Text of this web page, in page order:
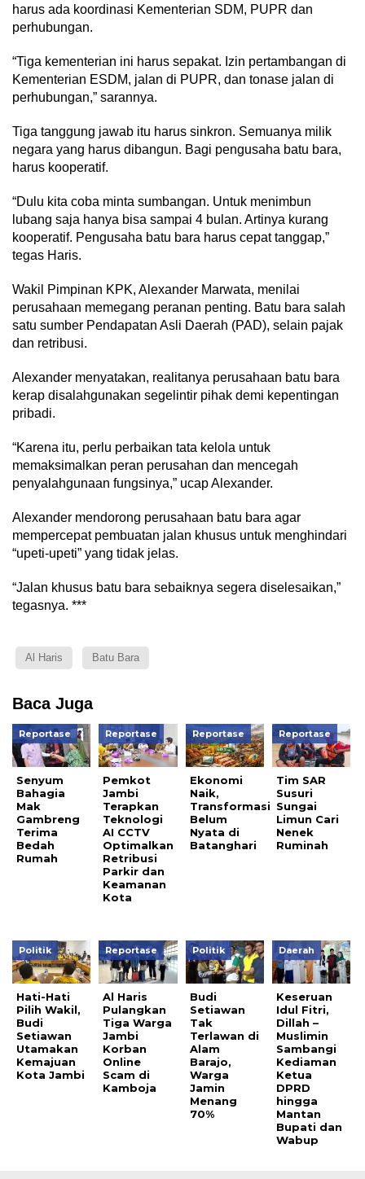
harus ada koordinasi Kementerian SDM, PUPR dan
perhubungan.
“Tiga kementerian ini harus sepakat. Izin pertambangan di
Kementerian ESDM, jalan di PUPR, dan tonase jalan di
perhubungan,” sarannya.
Tiga tanggung jawab itu harus sinkron. Semuanya milik
negara yang harus dibangun. Bagi pengusaha batu bara,
harus kooperatif.
“Dulu kita coba minta sumbangan. Untuk menimbun
lubang saja hanya bisa sampai 4 bulan. Artinya kurang
kooperatif. Pengusaha batu bara harus cepat tanggap,”
tegas Haris.
Wakil Pimpinan KPK, Alexander Marwata, menilai
perusahaan memegang peranan penting. Batu bara salah
satu sumber Pendapatan Asli Daerah (PAD), selain pajak
dan retribusi.
Alexander menyatakan, realitanya perusahaan batu bara
kerap disalahgunakan segelintir pihak demi kepentingan
pribadi.
“Karena itu, perlu perbaikan tata kelola untuk
memaksimalkan peran perusahan dan mencegah
penyalahgunaan fungsinya,” ucap Alexander.
Alexander mendorong perusahaan batu bara agar
mempercepat pembuatan jalan khusus untuk menghindari
“upeti-upeti” yang tidak jelas.
“Jalan khusus batu bara sebaiknya segera diselesaikan,”
tegasnya. ***
Al Haris Batu Bara
Baca Juga
Reportase
Senyum
Bahagia
Mak
Gambreng
Terima
Bedah
Rumah
Reportase
Pemkot
Jambi
Terapkan
Teknologi
AI CCTV
Optimalkan
Retribusi
Parkir dan
Keamanan
Kota
Reportase
Ekonomi
Naik,
Transformasi
Belum
Nyata di
Batanghari
Reportase
Tim SAR
Susuri
Sungai
Limun Cari
Nenek
Ruminah
Politik
Hati-Hati
Pilih Wakil,
Budi
Setiawan
Utamakan
Kemajuan
Kota Jambi
Reportase
Al Haris
Pulangkan
Tiga Warga
Jambi
Korban
Online
Scam di
Kamboja
Politik
Budi
Setiawan
Tak
Terlawan di
Alam
Barajo,
Warga
Jamin
Menang
70%
Daerah
Keseruan
Idul Fitri,
Dillah –
Muslimin
Sambangi
Kediaman
Ketua
DPRD
hingga
Mantan
Bupati dan
Wabup